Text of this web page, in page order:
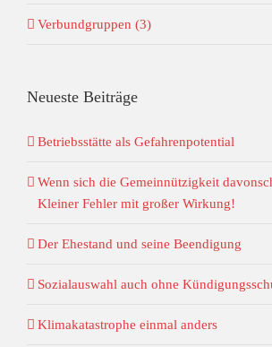
Verbundgruppen (3)
Neueste Beiträge
Betriebsstätte als Gefahrenpotential
Wenn sich die Gemeinnützigkeit
Kleiner Fehler mit großer Wirkung!
Der Ehestand und seine Beendigung
Sozialauswahl auch ohne
Klimakatastrophe einmal anders